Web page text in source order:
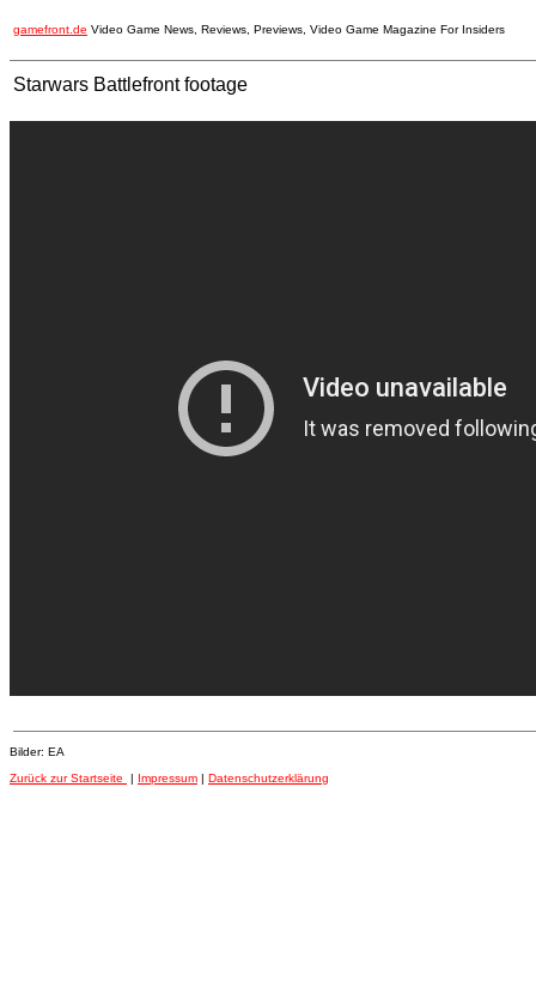
gamefront.de Video Game News, Reviews, Previews, Video Game Magazine For Insiders
Starwars Battlefront footage
Bilder: EA
Zurück zur Startseite
| Impressum | Datenschutzerklärung